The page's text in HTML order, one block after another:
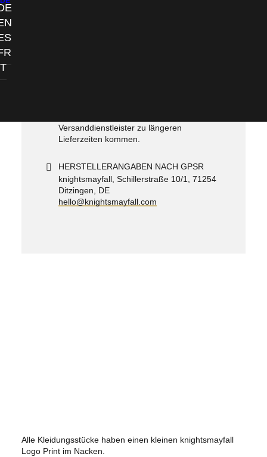
Versanddienstleister zu längeren
Lieferzeiten kommen.
HERSTELLERANGABEN NACH GPSR
knightsmayfall, Schillerstraße 10/1, 71254
Ditzingen, DE
hello@knightsmayfall.com
Alle Kleidungsstücke haben einen kleinen knightsmayfall
Logo Print im Nacken.